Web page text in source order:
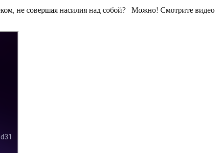
не совершая насилия над собой? Можно! Смотрите видео